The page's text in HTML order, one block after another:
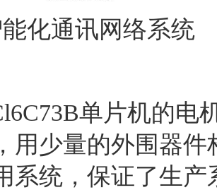
化通讯网络系统
单片机的电
用少量的外围器
系统，保证了生